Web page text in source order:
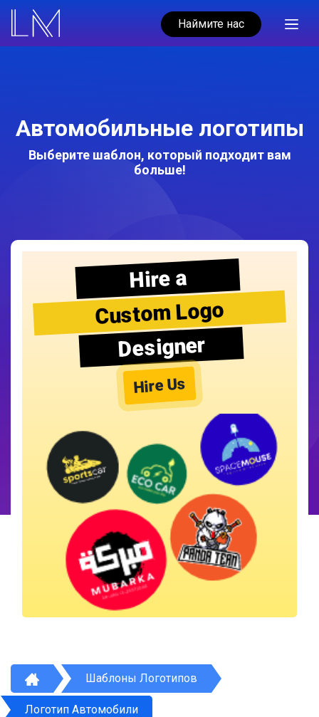
Наймите нас
Автомобильные логотипы
Выберите шаблон, который подходит вам
больше!
Hire a
Custom Logo
Designer
Hire Us
Шаблоны Логотипов
Логотип Автомобили